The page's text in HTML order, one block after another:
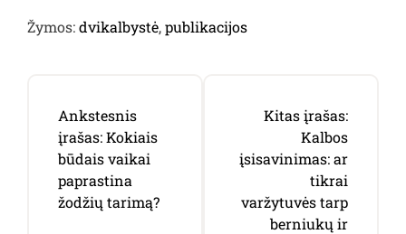
Žymos:dvikalbystė,publikacijos
tarp
įrašų
Ankstesnis
įrašas:Kokiais
būdais vaikai
paprastina
žodžių tarimą?
Kitas įrašas:
Kalbos
įsisavinimas: ar
tikrai
varžytuvės tarp
berniukų ir